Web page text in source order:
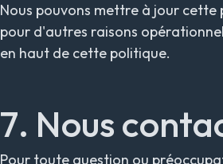
Nous pouvons mettre à jour
pour d'autres raisons
en haut de cette politique.
7. Nous
Pour toute question ou